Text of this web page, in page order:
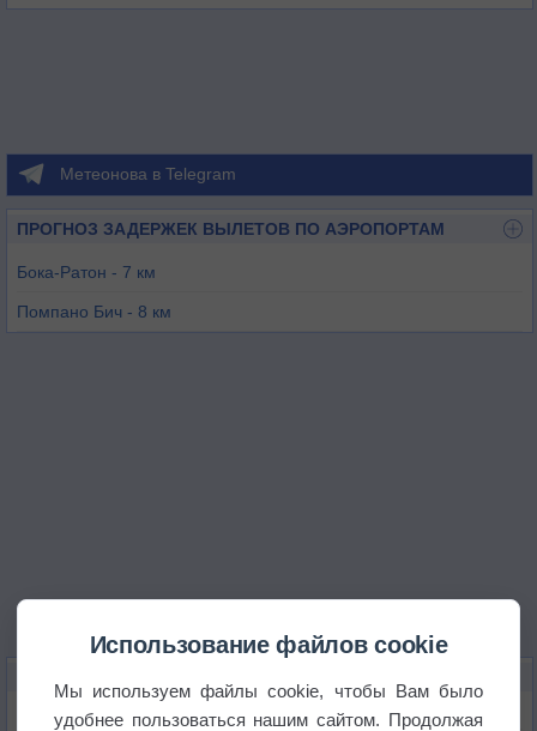
Метеонова в Telegram
ПРОГНОЗ ЗАДЕРЖЕК ВЫЛЕТОВ ПО АЭРОПОРТАМ
Бока-Ратон - 7 км
Помпано Бич - 8 км
Температура
Использование файлов cookie
Мы используем файлы cookie, чтобы Вам было
удобнее пользоваться нашим сайтом. Продолжая